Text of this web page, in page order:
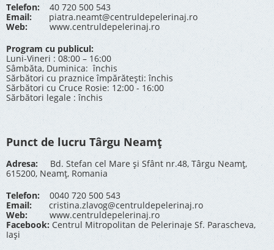
Telefon:40 720 500 543
Email:
piatra.neamt@centruldepelerinaj.ro
Web:
www.centruldepelerinaj.ro
Program cu publicul:
Luni-Vineri : 08:00 – 16:00
Sâmbăta, Duminica: închis
Sărbători cu praznice împărătești: închis
Sărbători cu Cruce Rosie: 12:00 - 16:00
Sărbători legale : închis
Punct de lucru Târgu Neamț
Adresa: Bd. Stefan cel Mare și Sfânt nr.48, Târgu Neamț,
615200, Neamț, Romania
Telefon: 0040 720 500 543
Email:
cristina.zlavog@centruldepelerinaj.ro
Web:
www.centruldepelerinaj.ro
Facebook: Centrul Mitropolitan de Pelerinaje Sf. Parascheva,
Iași